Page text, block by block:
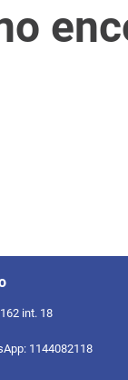
int. 18
1144082118